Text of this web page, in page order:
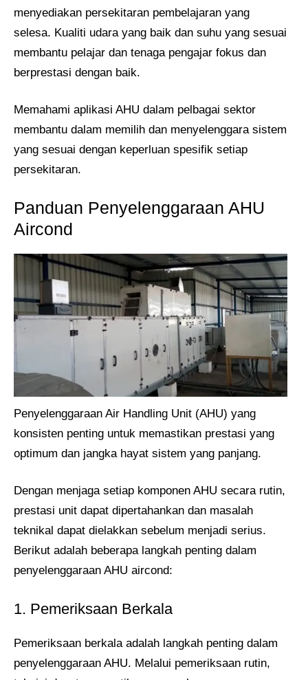
menyediakan persekitaran pembelajaran yang
selesa. Kualiti udara yang baik dan suhu yang sesuai
membantu pelajar dan tenaga pengajar fokus dan
berprestasi dengan baik.
Memahami aplikasi AHU dalam pelbagai sektor
membantu dalam memilih dan menyelenggara sistem
yang sesuai dengan keperluan spesifik setiap
persekitaran.
Panduan Penyelenggaraan AHU
Aircond
Penyelenggaraan Air Handling Unit (AHU) yang
konsisten penting untuk memastikan prestasi yang
optimum dan jangka hayat sistem yang panjang.
Dengan menjaga setiap komponen AHU secara rutin,
prestasi unit dapat dipertahankan dan masalah
teknikal dapat dielakkan sebelum menjadi serius.
Berikut adalah beberapa langkah penting dalam
penyelenggaraan AHU aircond:
1. Pemeriksaan Berkala
Pemeriksaan berkala adalah langkah penting dalam
penyelenggaraan AHU. Melalui pemeriksaan rutin,